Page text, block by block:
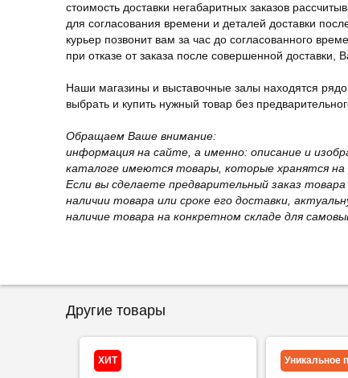
стоимость доставки негабаритных заказов
для согласования времени и деталей доставки
курьер позвонит вам за час до согласованного
при отказе от заказа после совершенной
Наши магазины и выставочные залы находятся
выбрать и купить нужный товар без
Обращаем Ваше внимание:
информация на сайте, а именно: описание и
каталоге имеются товары, которые хранятся на
Если вы сделаете предварительный заказ
наличии товара или сроке его доставки,
наличие товара на конкретном складе для
Другие товары
ХИТ Уникальное